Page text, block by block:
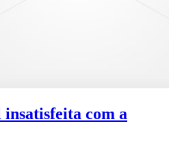
insatisfeita com a